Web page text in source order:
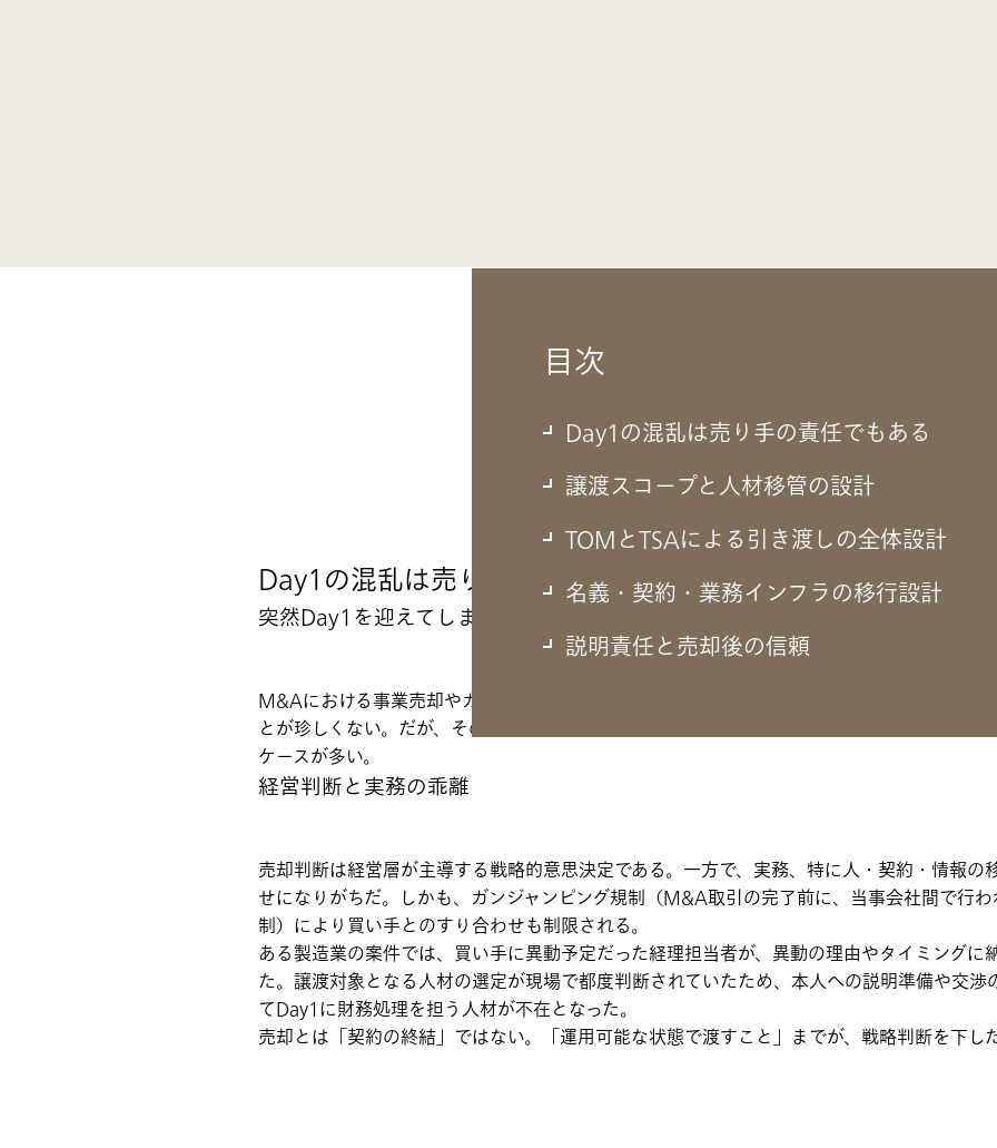
目次
Day1の混乱は売り手の責任でもある
譲渡スコープと人材移管の設計
TOMとTSAによる引き渡しの全体設計
名義・契約・業務インフラの移行設計
説明責任と売却後の信頼
Day1の混乱は売り手の責任でもある
突然Day1を迎えてしまう構造
M&Aにおける事業売却やカーブアウトでは、「Day1（買い手が実質的に事業のオーナーと
とが珍しくない。だが、その原因が常に買い手側にあるとは限らない。実は、売り手側が“引
ケースが多い。
経営判断と実務の乖離
売却判断は経営層が主導する戦略的意思決定である。一方で、実務、特に人・契約・情報の
せになりがちだ。しかも、ガンジャンピング規制（M&A取引の完了前に、当事会社間で行
制）により買い手とのすり合わせも制限される。
ある製造業の案件では、買い手に異動予定だった経理担当者が、異動の理由やタイミングに
た。譲渡対象となる人材の選定が現場で都度判断されていたため、本人への説明準備や交渉
てDay1に財務処理を担う人材が不在となった。
売却とは「契約の終結」ではない。「運用可能な状態で渡すこと」までが、戦略判断を下し